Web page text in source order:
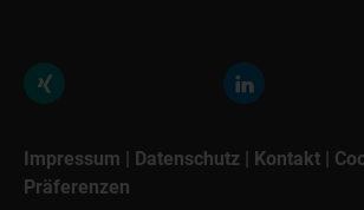
Impressum | Datenschutz | Kontakt |
Präferenzen